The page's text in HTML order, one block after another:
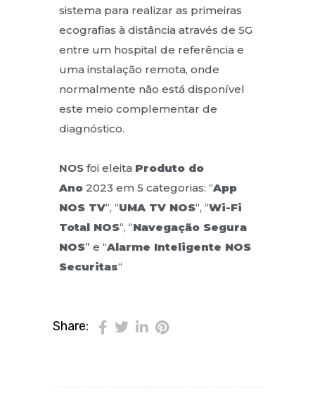
sistema para realizar as primeiras
ecografias à distância através de 5G
entre um hospital de referência e
uma instalação remota, onde
normalmente não está disponível
este meio complementar de
diagnóstico.
NOS foi eleita Produto do
Ano 2023 em 5 categorias: “App
NOS TV“, “UMA TV NOS“, “Wi-Fi
Total NOS“, “Navegação Segura
NOS” e “Alarme Inteligente NOS
Securitas“
Share: